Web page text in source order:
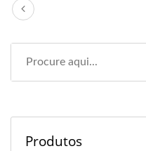
Produtos